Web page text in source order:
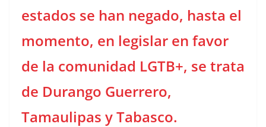
estados se han negado, hasta el
momento, en legislar en favor
de la comunidad LGTB+, se trata
de Durango Guerrero,
Tamaulipas y Tabasco.